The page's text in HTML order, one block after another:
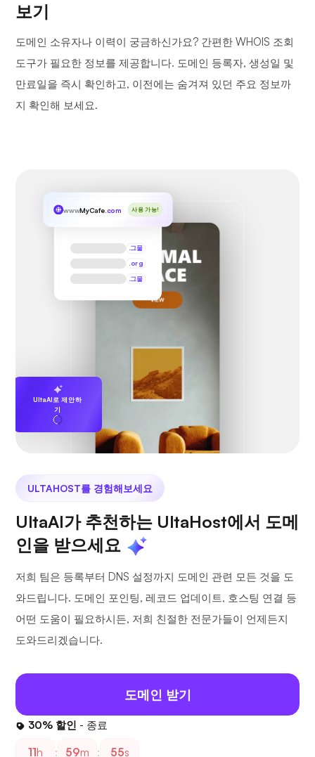
보기
도메인 소유자나 이력이 궁금하신가요? 간편한 WHOIS 조회
도구가 필요한 정보를 제공합니다. 도메인 등록자, 생성일 및
만료일을 즉시 확인하고, 이전에는 숨겨져 있던 주요 정보까
지 확인해 보세요.
ULTAHOST를 경험해보세요
UltaAI가 추천하는 UltaHost에서 도메
인을 받으세요
저희 팀은 등록부터 DNS 설정까지 도메인 관련 모든 것을 도
와드립니다. 도메인 포인팅, 레코드 업데이트, 호스팅 연결 등
어떤 도움이 필요하시든, 저희 친절한 전문가들이 언제든지
도와드리겠습니다.
도메인 받기
30% 할인 - 종료
11h : 59m : 54s
wwwMyCafe.com 사용 가능!
.그물
.org
.그물
UltaAI로 제안하
기